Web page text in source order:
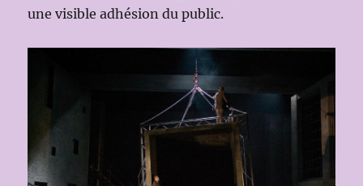
une visible adhésion du public.